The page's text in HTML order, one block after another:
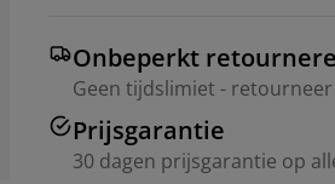
Onbeperkt
Geen tijdslimiet - retourneer
Prijsgarantie
30 dagen prijsgarantie op